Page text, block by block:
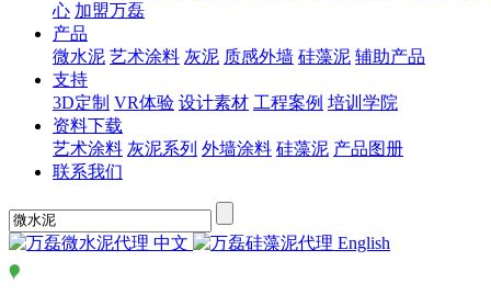
心 加盟万磊
产品
微水泥 艺术涂料 灰泥 质感外墙 硅藻泥 辅助产品
支持
3D定制 VR体验 设计素材 工程案例 培训学院
资料下载
艺术涂料 灰泥系列 外墙涂料 硅藻泥 产品图册
联系我们
中文 English